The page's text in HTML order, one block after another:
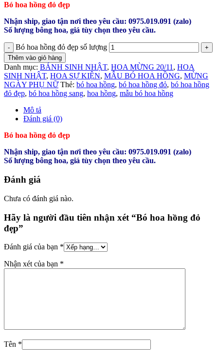
Bó hoa hồng đỏ đẹp
Nhận ship, giao tận nơi theo yêu cầu: 0975.019.091 (zalo)
Số lượng bông hoa, giá tùy chọn theo yêu cầu.
Bó hoa hồng đỏ đẹp số lượng
Thêm vào giỏ hàng
Danh mục: BÁNH SINH NHẬT, HOA MỪNG 20/11, HOA
SINH NHẬT, HOA SỰ KIỆN, MẪU BÓ HOA HỒNG, MỪNG
NGÀY PHỤ NỮ Thẻ: bó hoa hồng, bó hoa hồng đỏ, bó hoa hồng
đỏ đẹp, bó hoa hồng sang, hoa hồng, mẫu bó hoa hồng
Mô tả
Đánh giá (0)
Bó hoa hồng đỏ đẹp
Nhận ship, giao tận nơi theo yêu cầu: 0975.019.091 (zalo)
Số lượng bông hoa, giá tùy chọn theo yêu cầu.
Đánh giá
Chưa có đánh giá nào.
Hãy là người đầu tiên nhận xét “Bó hoa hồng đỏ
đẹp”
Đánh giá của bạn *
Nhận xét của bạn *
Tên *